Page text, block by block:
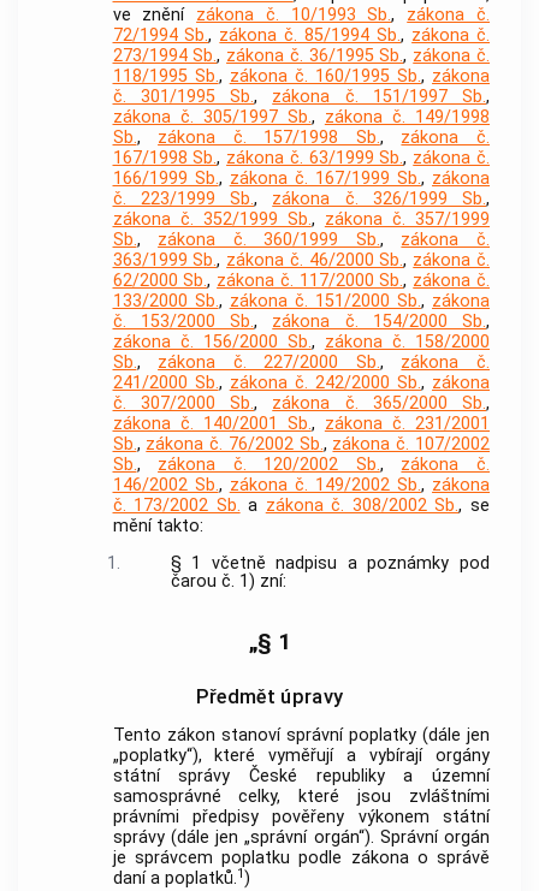
ve znění zákona č. 10/1993 Sb., zákona č.
72/1994 Sb., zákona č. 85/1994 Sb., zákona č.
273/1994 Sb., zákona č. 36/1995 Sb., zákona č.
118/1995 Sb., zákona č. 160/1995 Sb., zákona
č. 301/1995 Sb., zákona č. 151/1997 Sb.,
zákona č. 305/1997 Sb., zákona č. 149/1998
Sb., zákona č. 157/1998 Sb., zákona č.
167/1998 Sb., zákona č. 63/1999 Sb., zákona č.
166/1999 Sb., zákona č. 167/1999 Sb., zákona
č. 223/1999 Sb., zákona č. 326/1999 Sb.,
zákona č. 352/1999 Sb., zákona č. 357/1999
Sb., zákona č. 360/1999 Sb., zákona č.
363/1999 Sb., zákona č. 46/2000 Sb., zákona č.
62/2000 Sb., zákona č. 117/2000 Sb., zákona č.
133/2000 Sb., zákona č. 151/2000 Sb., zákona
č. 153/2000 Sb., zákona č. 154/2000 Sb.,
zákona č. 156/2000 Sb., zákona č. 158/2000
Sb., zákona č. 227/2000 Sb., zákona č.
241/2000 Sb., zákona č. 242/2000 Sb., zákona
č. 307/2000 Sb., zákona č. 365/2000 Sb.,
zákona č. 140/2001 Sb., zákona č. 231/2001
Sb., zákona č. 76/2002 Sb., zákona č. 107/2002
Sb., zákona č. 120/2002 Sb., zákona č.
146/2002 Sb., zákona č. 149/2002 Sb., zákona
č. 173/2002 Sb. a zákona č. 308/2002 Sb., se
mění takto:
1.
§ 1 včetně nadpisu a poznámky pod
čarou č. 1) zní:
„§ 1
Předmět úpravy
Tento zákon stanoví správní poplatky (dále jen
„poplatky“), které vyměřují a vybírají orgány
státní správy České republiky a územní
samosprávné celky, které jsou zvláštními
právními předpisy pověřeny výkonem státní
správy (dále jen „správní orgán“). Správní orgán
je správcem poplatku podle zákona o správě
daní a poplatků.1)